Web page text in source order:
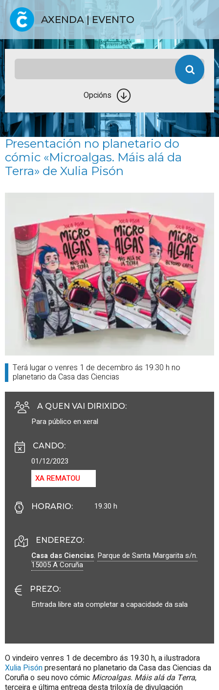
AXENDA | EVENTO
Opcións
Presentación no planetario do
cómic «Microalgas. Máis alá da
Terra» de Xulia Pisón
Terá lugar o venres 1 de decembro ás 19.30 h no
planetario da Casa das Ciencias
A QUEN VAI DIRIXIDO:
Para público en xeral
CANDO:
01/12/2023
XA REMATOU
HORARIO: 19.30 h
ENDEREZO:
Casa das Ciencias. Parque de Santa Margarita s/n.
15005A Coruña
PREZO:
Entrada libre ata completar a capacidade da sala
O vindeiro venres 1 de decembro ás 19.30 h, a ilustradora
Xulia Pisónpresentará no planetario da Casa das Ciencias da
Coruña o seu novo cómic Microalgas. Máis alá da Terra,
terceira e última entrega desta triloxía de divulgación